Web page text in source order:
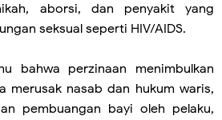
aborsi, dan penyakit yang
seksual seperti HIV/AIDS.
bahwa perzinaan menimbulkan
merusak nasab dan hukum waris,
pembuangan bayi oleh pelaku,